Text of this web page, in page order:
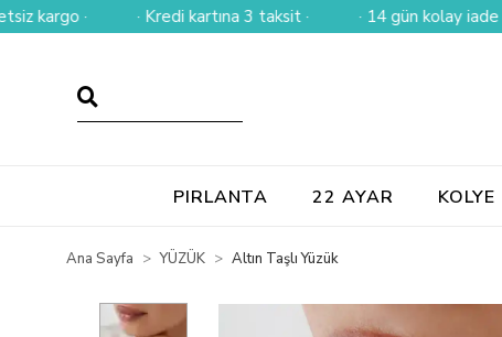
· · Kredi kartına 3 taksit · · 14 gün kolay iade ·
PIRLANTA 22 AYAR KOLYE
Ana Sayfa YÜZÜK Altın Taşlı Yüzük